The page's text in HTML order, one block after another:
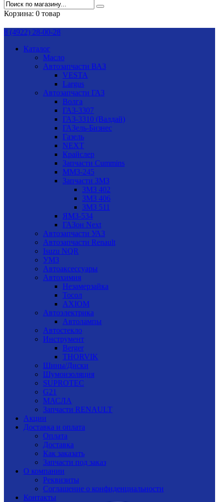
Корзина: 0 товар
8 (4922) 28-00-28
Каталог
Масло
Автозапчасти ВАЗ
VESTA
Largus
Автозапчасти ГАЗ
Волга
ГАЗ-3307
ГАЗ-3310 (Валдай)
ГАЗель-Бизнес
Газель
NEXT
Крайслер
Запчасти Cummins
ММЗ-245
Запчасти ЗМЗ
ЗМЗ 402
ЗМЗ 406
ЗМЗ 511
ЯМЗ-534
ГАЗон Next
Автозапчасти УАЗ
Автозапчасти Renault
Isuzu NQR
УМЗ
Автоаксессуары
Автохимия
Незамерзайка
Тосол
AXIOM
Автоэлектрика
Автолампы
Автостекло
Инструмент
Berger
THORVIK
Шины/Диски
Шумоизоляция
SUPROTEC
G21
МАСЛА
Запчасти RENAULT
Акции
Доставка и оплата
Оплата
Доставка
Как заказать
Запчасти под заказ
О компании
Реквизиты
Соглашение о конфиденциальности
Контакты